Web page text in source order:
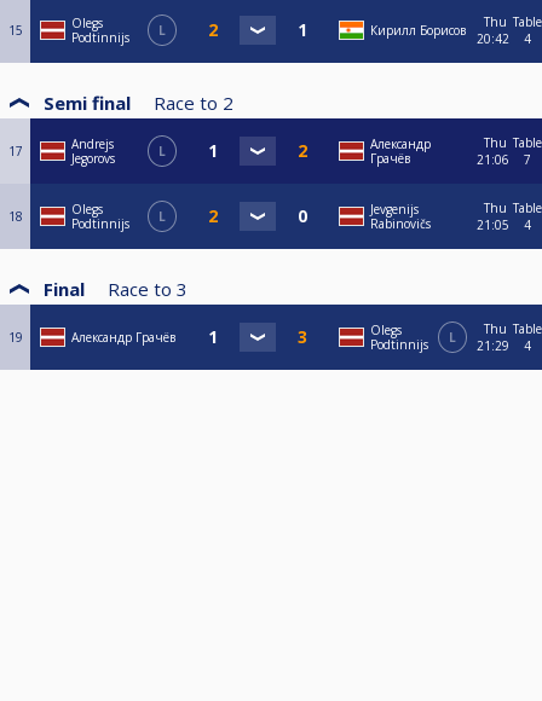
15
Olegs
Podtinnijs
L Кирилл Борисов
Thu
20:42
Table
4
Semi final Race to 2
17
Andrejs
Jegorovs
L
Александр
Грачёв
Thu
21:06
Table
7
18
Olegs
Podtinnijs
L
Jevgenijs
Rabinovičs
Thu
21:05
Table
4
Final Race to 3
19 Александр Грачёв
Olegs
Podtinnijs
L
Thu
21:29
Table
4